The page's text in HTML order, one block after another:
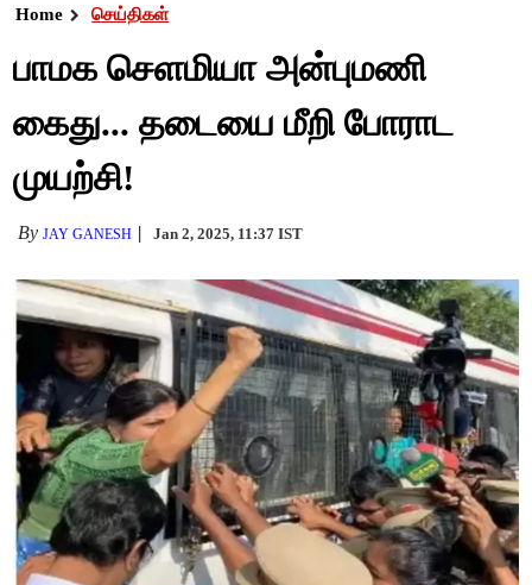
Home செய்திகள்
பாமக செளமியா அன்புமணி
கைது... தடையை மீறி போராட
முயற்சி!
ByJAY GANESH Jan 2, 2025, 11:37 IST